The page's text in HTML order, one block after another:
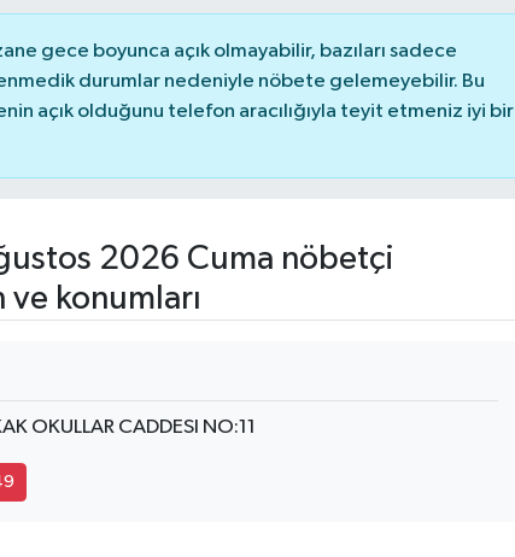
gece boyunca açık olmayabilir, bazıları sadece
durumlar nedeniyle nöbete gelemeyebilir. Bu
açık olduğunu telefon aracılığıyla teyit etmeniz iyi bir
2026 Cuma nöbetçi
konumları
OKULLAR CADDESI NO:11